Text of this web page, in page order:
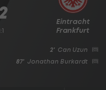
Eintracht
Frankfurt
2' Can Uzun
87' Jonathan Burkardt